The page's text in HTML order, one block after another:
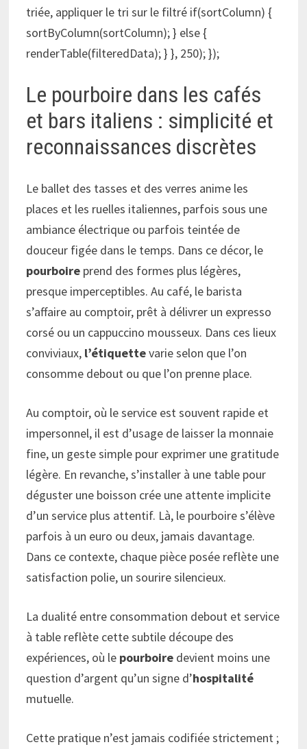
triée, appliquer le tri sur le filtré if(sortColumn) {
sortByColumn(sortColumn); } else {
renderTable(filteredData); } }, 250); });
Le pourboire dans les cafés
et bars italiens : simplicité et
reconnaissances discrètes
Le ballet des tasses et des verres anime les
places et les ruelles italiennes, parfois sous une
ambiance électrique ou parfois teintée de
douceur figée dans le temps. Dans ce décor, le
pourboire prend des formes plus légères,
presque imperceptibles. Au café, le barista
s’affaire au comptoir, prêt à délivrer un expresso
corsé ou un cappuccino mousseux. Dans ces lieux
conviviaux, l’étiquettevarie selon que l’on
consomme debout ou que l’on prenne place.
Au comptoir, où le service est souvent rapide et
impersonnel, il est d’usage de laisser la monnaie
fine, un geste simple pour exprimer une gratitude
légère. En revanche, s’installer à une table pour
déguster une boisson crée une attente implicite
d’un service plus attentif. Là, le pourboire s’élève
parfois à un euro ou deux, jamais davantage.
Dans ce contexte, chaque pièce posée reflète une
satisfaction polie, un sourire silencieux.
La dualité entre consommation debout et service
à table reflète cette subtile découpe des
expériences, où le pourboire devient moins une
question d’argent qu’un signe d’hospitalité
mutuelle.
Cette pratique n’est jamais codifiée strictement ;